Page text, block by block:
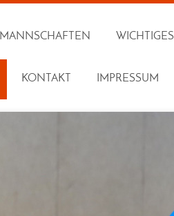
MANNSCHAFTEN WICHTIGES
KONTAKT IMPRESSUM